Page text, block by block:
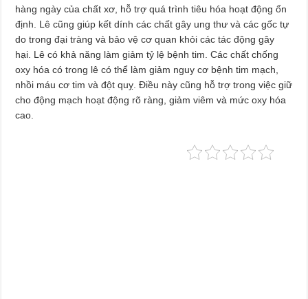
hàng ngày của chất xơ, hỗ trợ quá trình tiêu hóa hoạt động ổn
định. Lê cũng giúp kết dính các chất gây ung thư và các gốc tự
do trong đại tràng và bảo vệ cơ quan khỏi các tác động gây
hại. Lê có khả năng làm giảm tỷ lệ bệnh tim. Các chất chống
oxy hóa có trong lê có thể làm giảm nguy cơ bệnh tim mạch,
nhồi máu cơ tim và đột quỵ. Điều này cũng hỗ trợ trong việc giữ
cho động mạch hoạt động rõ ràng, giảm viêm và mức oxy hóa
cao.